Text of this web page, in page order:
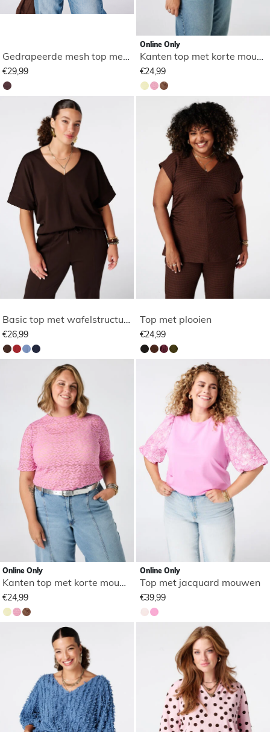
Gedrapeerde mesh top met polka dot
€29,99
Online Only
Kanten top met korte mouwen
€24,99
Basic top met wafelstructuur
€26,99
Top met plooien
€24,99
Online Only
Kanten top met korte mouwen
€24,99
Online Only
Top met jacquard mouwen
€39,99